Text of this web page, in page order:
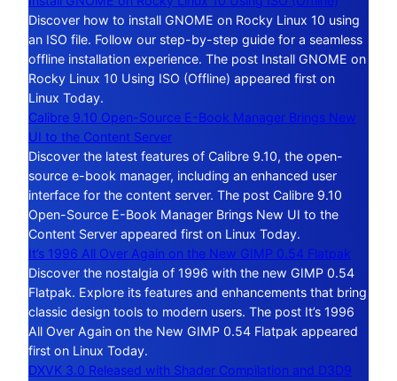
Discover how to install GNOME on Rocky Linux 10 using
an ISO file. Follow our step-by-step guide for a seamless
offline installation experience. The post Install GNOME on
Rocky Linux 10 Using ISO (Offline) appeared first on
Linux Today.
Calibre 9.10 Open-Source E-Book Manager Brings New
UI to the Content Server
Discover the latest features of Calibre 9.10, the open-
source e-book manager, including an enhanced user
interface for the content server. The post Calibre 9.10
Open-Source E-Book Manager Brings New UI to the
Content Server appeared first on Linux Today.
It’s 1996 All Over Again on the New GIMP 0.54 Flatpak
Discover the nostalgia of 1996 with the new GIMP 0.54
Flatpak. Explore its features and enhancements that bring
classic design tools to modern users. The post It’s 1996
All Over Again on the New GIMP 0.54 Flatpak appeared
first on Linux Today.
DXVK 3.0 Released with Shader Compilation and D3D9